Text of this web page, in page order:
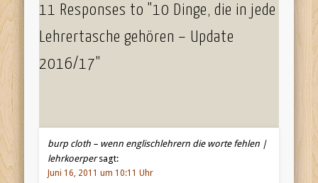
11 Responses to "10 Dinge, die in jede
Lehrertasche gehören – Update
2016/17"
burp cloth – wenn englischlehrern die worte fehlen |
lehrkoerper sagt:
Juni 16, 2011 um 10:11 Uhr